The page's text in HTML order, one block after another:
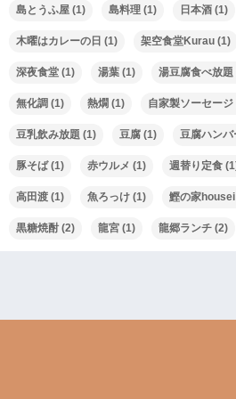
島とうふ屋 (1) 島料理 (1) 日本酒 (1)
木曜はカレーの日 (1) 架空食堂Kurau (1)
深夜食堂 (1) 湯葉 (1) 湯豆腐食べ放題
無化調 (1) 熱燗 (1) 自家製ソーセージ
豆乳飲み放題 (1) 豆腐 (1) 豆腐ハンバ
豚そば(1) 赤ウルメ (1) 週替り定食
高田渡 (1) 魚ろっけ (1) 鰹の家housei
黒糖焼酎 (2) 龍宮 (1) 龍郷ランチ (2)